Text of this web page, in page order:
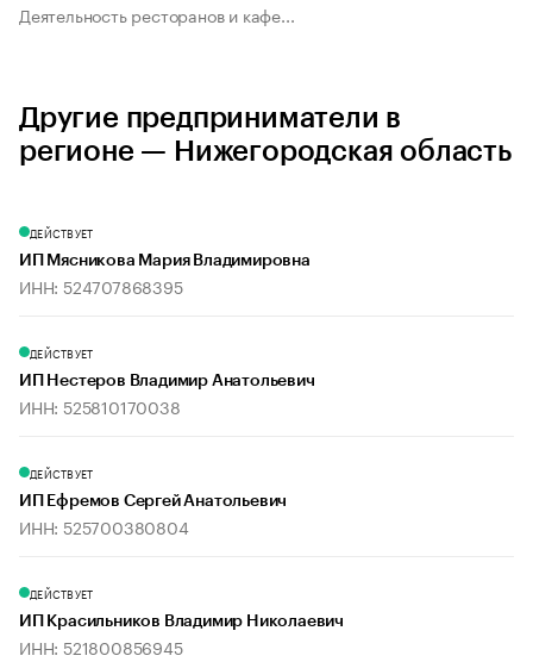
Деятельность ресторанов и кафе...
Другие предприниматели в
регионе — Нижегородская область
ДЕЙСТВУЕТ
ИП Мясникова Мария Владимировна
ИНН: 524707868395
ДЕЙСТВУЕТ
ИП Нестеров Владимир Анатольевич
ИНН: 525810170038
ДЕЙСТВУЕТ
ИП Ефремов Сергей Анатольевич
ИНН: 525700380804
ДЕЙСТВУЕТ
ИП Красильников Владимир Николаевич
ИНН: 521800856945